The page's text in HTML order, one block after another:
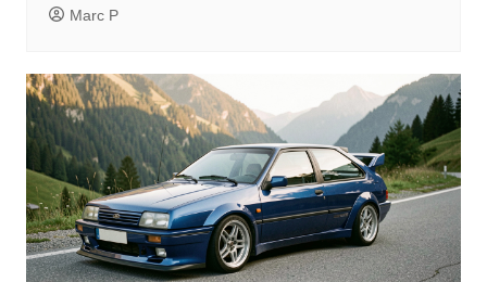
Marc P